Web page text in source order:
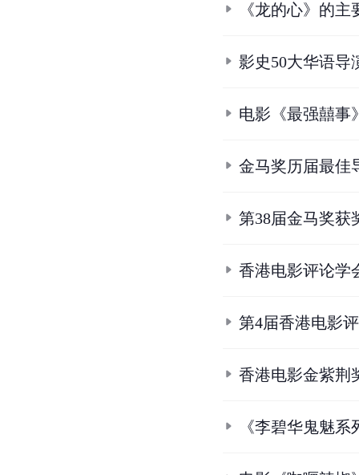
《龙的心》的主
影史50大华语导
电影《最强囍事
金马奖历届最佳
第38届金马奖获
香港电影评论学
第4届香港电影
香港电影金紫荆
《李碧华鬼魅